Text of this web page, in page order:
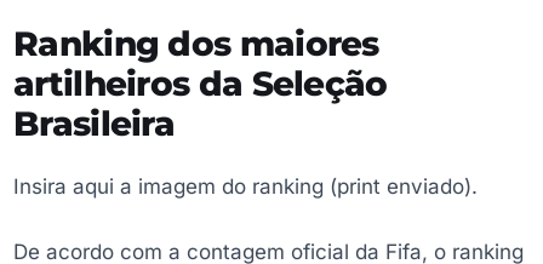
Ranking dos maiores
artilheiros da Seleção
Brasileira
Insira aqui a imagem do ranking (print enviado).
De acordo com a contagem oficial da Fifa, o ranking